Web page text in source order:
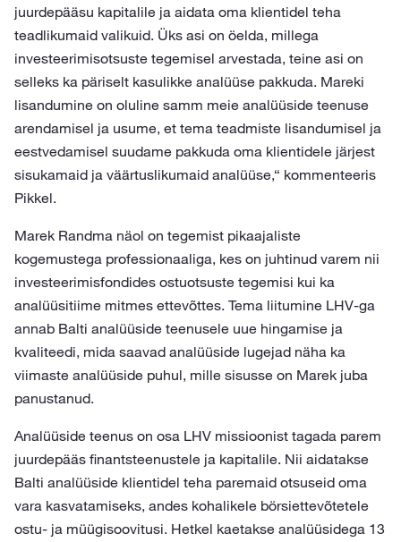
juurdepääsu kapitalile ja aidata oma klientidel teha
teadlikumaid valikuid. Üks asi on öelda, millega
investeerimisotsuste tegemisel arvestada, teine asi on
selleks ka päriselt kasulikke analüüse pakkuda. Mareki
lisandumine on oluline samm meie analüüside teenuse
arendamisel ja usume, et tema teadmiste lisandumisel ja
eestvedamisel suudame pakkuda oma klientidele järjest
sisukamaid ja väärtuslikumaid analüüse,“ kommenteeris
Pikkel.
Marek Randma näol on tegemist pikaajaliste
kogemustega professionaaliga, kes on juhtinud varem nii
investeerimisfondides ostuotsuste tegemisi kui ka
analüüsitiime mitmes ettevõttes. Tema liitumine LHV-ga
annab Balti analüüside teenusele uue hingamise ja
kvaliteedi, mida saavad analüüside lugejad näha ka
viimaste analüüside puhul, mille sisusse on Marek juba
panustanud.
Analüüside teenus on osa LHV missioonist tagada parem
juurdepääs finantsteenustele ja kapitalile. Nii aidatakse
Balti analüüside klientidel teha paremaid otsuseid oma
vara kasvatamiseks, andes kohalikele börsiettevõtetele
ostu- ja müügisoovitusi. Hetkel kaetakse analüüsidega 13